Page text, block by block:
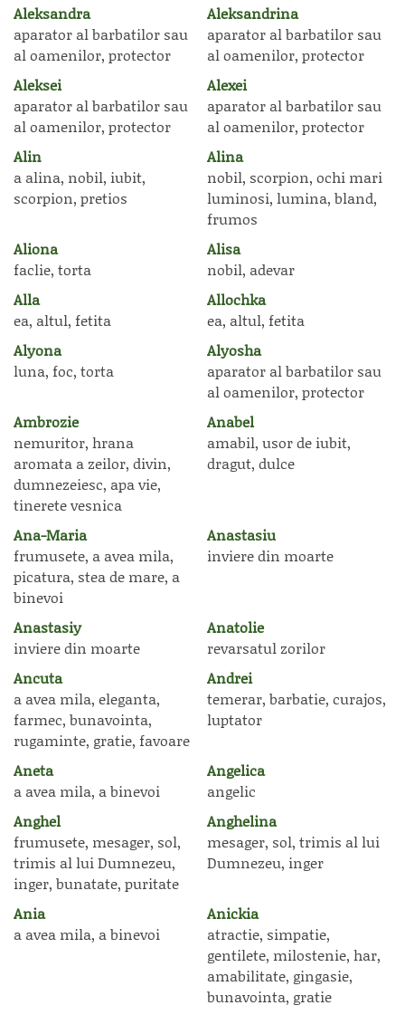
Aleksandra
aparator al barbatilor sau
al oamenilor, protector
Aleksandrina
aparator al barbatilor sau
al oamenilor, protector
Aleksei
aparator al barbatilor sau
al oamenilor, protector
Alexei
aparator al barbatilor sau
al oamenilor, protector
Alin
a alina, nobil, iubit,
scorpion, pretios
Alina
nobil, scorpion, ochi mari
luminosi, lumina, bland,
frumos
Aliona
faclie, torta
Alisa
nobil, adevar
Alla
ea, altul, fetita
Allochka
ea, altul, fetita
Alyona
luna, foc, torta
Alyosha
aparator al barbatilor sau
al oamenilor, protector
Ambrozie
nemuritor, hrana
aromata a zeilor, divin,
dumnezeiesc, apa vie,
tinerete vesnica
Anabel
amabil, usor de iubit,
dragut, dulce
Ana-Maria
frumusete, a avea mila,
picatura, stea de mare, a
binevoi
Anastasiu
inviere din moarte
Anastasiy
inviere din moarte
Anatolie
revarsatul zorilor
Ancuta
a avea mila, eleganta,
farmec, bunavointa,
rugaminte, gratie, favoare
Andrei
temerar, barbatie, curajos,
luptator
Aneta
a avea mila, a binevoi
Angelica
angelic
Anghel
frumusete, mesager, sol,
trimis al lui Dumnezeu,
inger, bunatate, puritate
Anghelina
mesager, sol, trimis al lui
Dumnezeu, inger
Ania
a avea mila, a binevoi
Anickia
atractie, simpatie,
gentilete, milostenie, har,
amabilitate, gingasie,
bunavointa, gratie